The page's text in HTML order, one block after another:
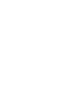
州畜牧与兽药研究所